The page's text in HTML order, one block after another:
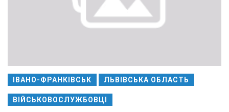
ІВАНО-ФРАНКІВСЬК ЛЬВІВСЬКА ОБЛАСТЬ
ВІЙСЬКОВОСЛУЖБОВЦІ